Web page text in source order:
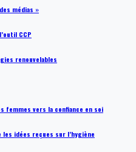
médias »
CCP
renouvelables
femmes vers la confiance en soi
idées reçues sur l’hygiène